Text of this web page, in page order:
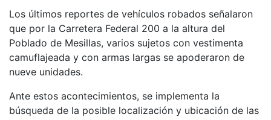
Los últimos reportes de vehículos robados señalaron
que por la Carretera Federal 200 a la altura del
Poblado de Mesillas, varios sujetos con vestimenta
camuflajeada y con armas largas se apoderaron de
nueve unidades.
Ante estos acontecimientos, se implementa la
búsqueda de la posible localización y ubicación de las